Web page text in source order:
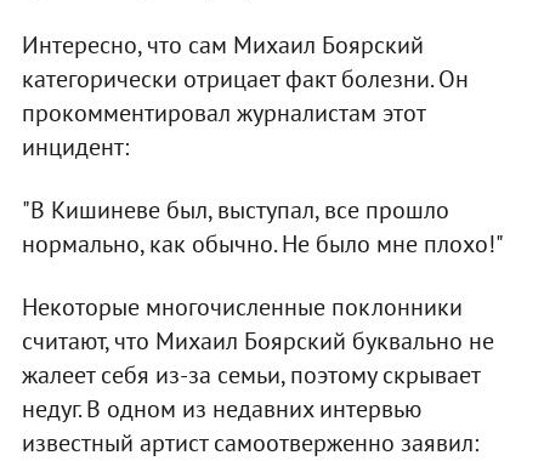
Интересно, что сам Михаил Боярский
категорически отрицает факт болезни. Он
прокомментировал журналистам этот
инцидент:
"В Кишиневе был, выступал, все прошло
нормально, как обычно. Не было мне плохо!"
Некоторые многочисленные поклонники
считают, что Михаил Боярский буквально не
жалеет себя из-за семьи, поэтому скрывает
недуг. В одном из недавних интервью
известный артист самоотверженно заявил: